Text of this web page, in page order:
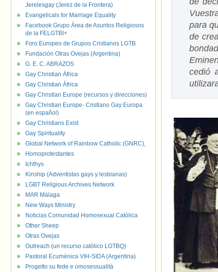
para
de
cedió
Jerelesgay (Jerez de la Frontera)
Evangelicals for Marriage Equality
Facebook Grupo Área de Asuntos Religiosos
de la FELGTBI+
Foro Europeo de Grupos Cristianos LGTB
Fundación Otras Ovejas (Argentina)
G. E. C. ABRAZOS
Gay Christian África
Gay Christian África
Gay Christian Europe (recursos y direcciones)
Gay Christian Europe- Cristiano Gay Europa
(en español)
Gay Christians Exist
Gay Spirituality
Global Network of Rainbow Catholic (GNRC),
Homoprotestantes
Ichthys
Kinship (Adventistas gays y lesbianas)
LGBT Religious Archives Network
MAR Málaga
New Ways Ministry
Noticias Comunidad Homosexual Católica
Other Sheep
Otras Ovejas
Outreach (un recurso católico LGTBQ)
Pastoral Ecuménica VIH-SIDA (Argentina)
Progetto su fede e omosessualità